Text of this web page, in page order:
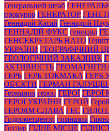
Генеральний штаб
прокурор ГЕНЕРАТОР
Геннадий Касай Геннадий
ГЕННАДІЙ ФУКС геноцид
ГЕНСЕКРЕТАРЬ НАТО
УКРАЇНИ ГЕОГРАФІЧНИЙ
ГЕОЛОГІЧНИЙ ЗАКАЗНИК
АКТИВНІСТЬ
ГЕРБ ГЕРБ ТОКМАКА ГЕРБ
ОБ'ЄКТИ ГЕРМАН
Германия герои ГЕРОЇ ГЕРОЇ
ГЕРОЇ УКРАЇНИ ГЕРОЙ
ГЕРОЯМ СЛАВА ГЕС
Гидрометцентр гимназия
Гитлер ГІДНЕ МІСЦЕ